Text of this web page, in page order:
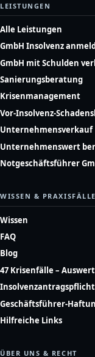
LEISTUNGEN
Alle Leistungen
GmbH Insolvenz
GmbH mit Schulden
Sanierungsberatung
Krisenmanagement
Vor-Insolvenz-
Unternehmensverkauf
Unternehmenswert
Notgeschäftsführer
WISSEN & PRAXISFÄLLE
Wissen
FAQ
Blog
47 Krisenfälle –
Geschäftsführer-
Hilfreiche Links
ÜBER UNS & RECHT